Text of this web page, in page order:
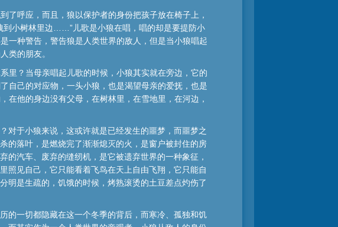
了呼应，而且，狼以保护者的身份把孩子放在椅子上，
到小树林里边……”儿歌是小狼在唱，唱的却是要提防小
一种警告，警告狼是人类世界的敌人，但是当小狼唱起
类的朋友。
里？当母亲唱起儿歌的时候，小狼其实就在旁边，它的
自己的对应物，一头小狼，也是渴望母亲的爱抚，也是
在他的身边没有父母，在树林里，在雪地里，在河边，
对于小狼来说，这或许就是已经发生的噩梦，而噩梦之
的落叶，是燃烧完了渐渐熄灭的火，是窗户被封住的房
的汽车、废弃的缝纫机，是它被遗弃世界的一种象征，
照见自己，它只能看着飞鸟在天上自由飞翔，它只能自
是生疏的，饥饿的时候，烤熟滚烫的土豆差点灼伤了
的一切都隐藏在这一个冬季的背后，而寒冷、孤独和饥